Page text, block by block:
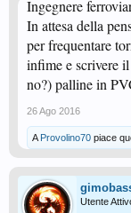
Ingegnere
In attesa della
per frequentare
infime e scrivere
no?) palline in
26 Ago 2016
A Provolino70 piace
Utente